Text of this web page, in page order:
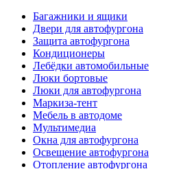
Багажники и ящики
Двери для автофургона
Защита автофургона
Кондиционеры
Лебёдки автомобильные
Люки бортовые
Люки для автофургона
Маркиза-тент
Мебель в автодоме
Мультимедиа
Окна для автофургона
Освещение автофургона
Отопление автофургона